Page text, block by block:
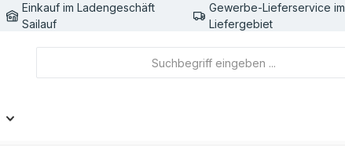
Einkauf im Ladengeschäft
Sailauf
Gewerbe-Lieferservice im
Liefergebiet